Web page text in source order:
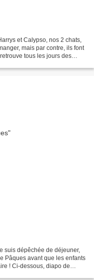
et Calypso, nos 2 chats,
mais par contre, ils font
tous les jours des
suis dépêchée de déjeuner,
Pâques avant que les enfants
! Ci-dessous, diapo de